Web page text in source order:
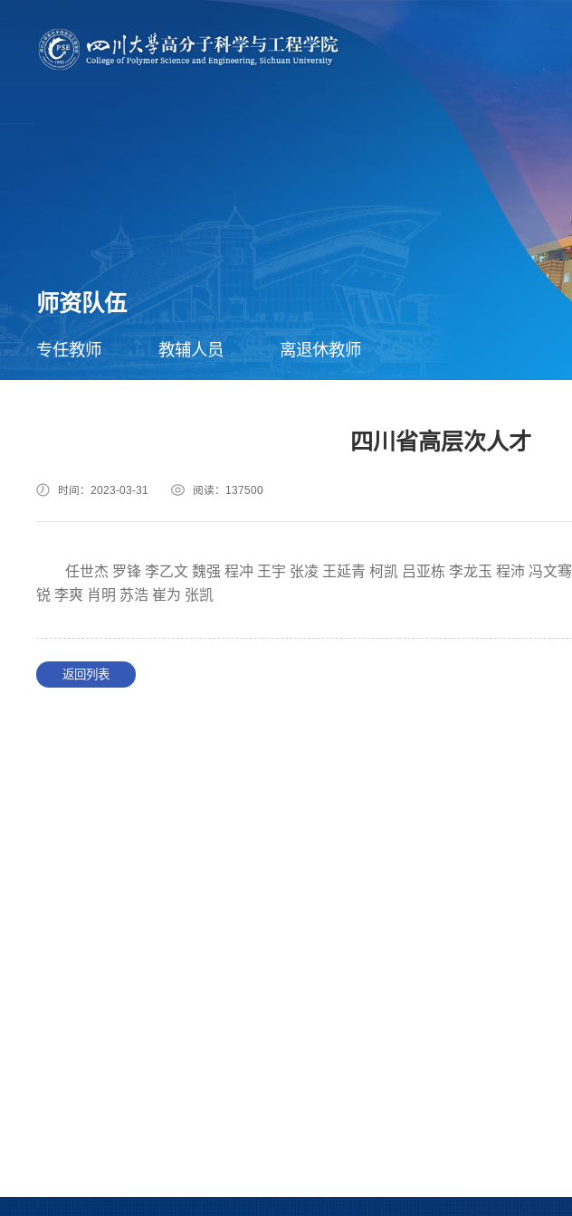
师资队伍
专任教师 教辅人员 离退休教师
四川省高层次人才
时间：2023-03-31 阅读： 137500
任世杰 罗锋 李乙文 魏强 程冲 王宇 张凌 王延青 柯凯 吕亚栋 李龙玉 程沛 冯文骞
锐 李爽 肖明 苏浩 崔为 张凯
返回列表